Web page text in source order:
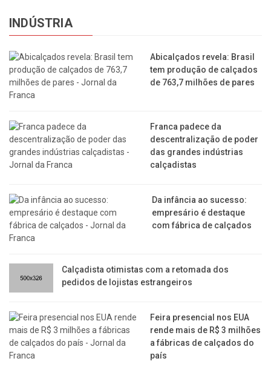
INDÚSTRIA
Abicalçados revela: Brasil
tem produção de calçados
de 763,7 milhões de pares
Franca padece da
descentralização de poder
das grandes indústrias
calçadistas
Da infância ao sucesso:
empresário é destaque
com fábrica de calçados
Calçadista otimistas com a retomada dos
pedidos de lojistas estrangeiros
Feira presencial nos EUA
rende mais de R$ 3 milhões
a fábricas de calçados do
país